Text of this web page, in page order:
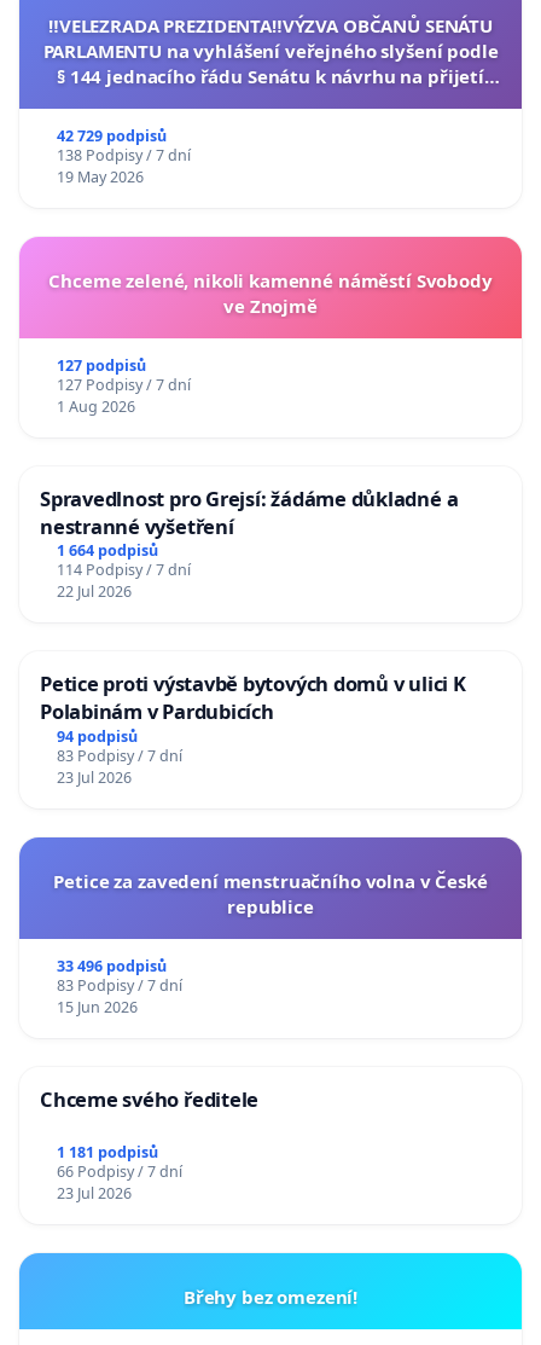
‼️VELEZRADA PREZIDENTA‼️VÝZVA OBČANŮ SENÁTU
PARLAMENTU na vyhlášení veřejného slyšení podle
§ 144 jednacího řádu Senátu k návrhu na přijetí
42 729 podpisů
138 Podpisy / 7 dní
19 May 2026
Chceme zelené, nikoli kamenné náměstí Svobody
ve Znojmě
127 podpisů
127 Podpisy / 7 dní
1 Aug 2026
Spravedlnost pro Grejsí: žádáme důkladné a
nestranné vyšetření
1 664 podpisů
114 Podpisy / 7 dní
22 Jul 2026
Petice proti výstavbě bytových domů v ulici K
Polabinám v Pardubicích
94 podpisů
83 Podpisy / 7 dní
23 Jul 2026
Petice za zavedení menstruačního volna v České
republice
33 496 podpisů
83 Podpisy / 7 dní
15 Jun 2026
Chceme svého ředitele
1 181 podpisů
66 Podpisy / 7 dní
23 Jul 2026
Břehy bez omezení!